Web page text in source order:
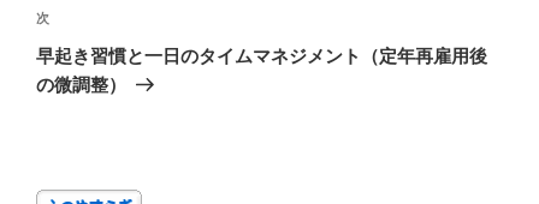
ビ
ゲ
ー
稿
次
の
投
次
早起き習慣と一日のタイムマネジメント（定年再雇用後
の微調整）